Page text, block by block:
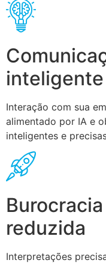
inteligente
Interação com sua
alimentado por IA e
inteligentes e
Burocracia
reduzida
Interpretações